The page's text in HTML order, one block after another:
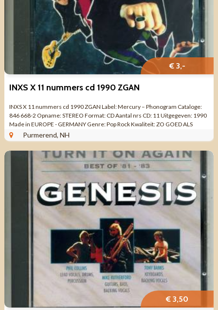
€ 3,-
INXS X 11 nummers cd 1990 ZGAN
INXS X 11 nummers cd 1990 ZGAN Label: Mercury ‎– Phonogram Cataloge:
846 668-2 Opname: STEREO Format: CD Aantal nrs CD: 11 Uitgegeven: 1990
Made in EUROPE - GERMANY Genre: Pop Rock Kwaliteit: ZO GOED ALS
NIEUW ...Purmerend, NH
€ 3,50